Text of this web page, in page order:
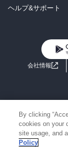
BL・TL
雑誌・グラビア
ラノベ
コミック
ライトノベル
ミステリー
歴史・時代小説
ヘルプ&サポート
よくあるご質問
会社情報
Copyright 2017
Information on
By clicking
cookies on your
site usage, and
Policy